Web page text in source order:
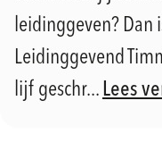
leidinggeven? Dan
Leidinggevend
lijf geschr... Lees